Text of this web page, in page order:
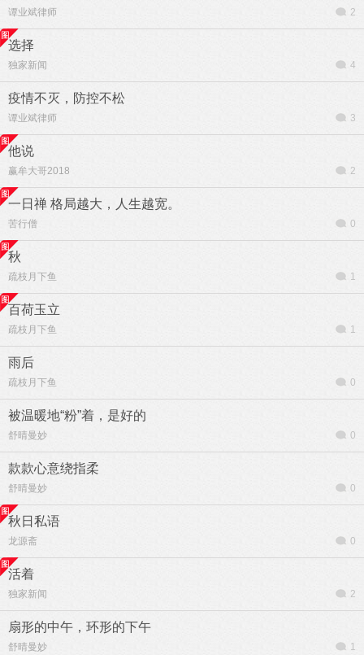
谭业斌律师 2
选择
独家新闻 4
疫情不灭，防控不松
谭业斌律师 3
他说
赢牟大哥2018 2
一日禅 格局越大，人生越宽。
苦行僧 0
秋
疏枝月下鱼 1
百荷玉立
疏枝月下鱼 1
雨后
疏枝月下鱼 0
被温暖地“粉”着，是好的
舒晴曼妙 0
款款心意绕指柔
舒晴曼妙 0
秋日私语
龙源斋 0
活着
独家新闻 2
扇形的中午，环形的下午
舒晴曼妙 1